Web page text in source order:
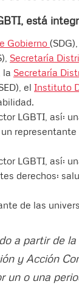
está
Gobierno(SDG),
Secretaría
la Secretaría
el Instituto
LGBTI, así:
LGBTI, así:
derechos:
de las
a partir de
y Acción
un o una